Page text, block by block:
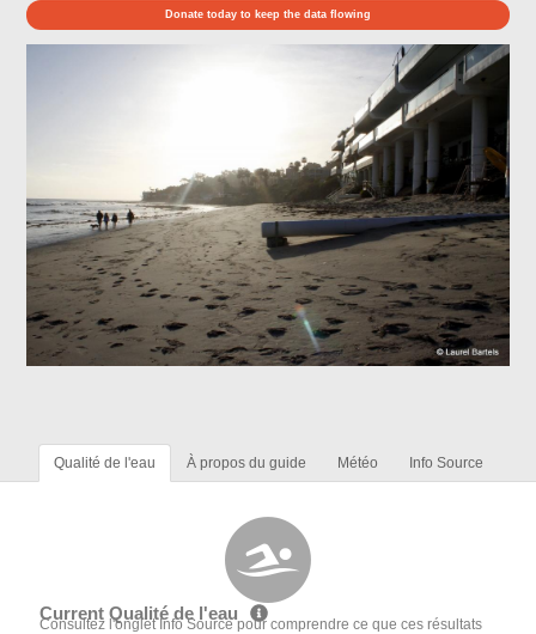
Donate today to keep the data flowing
Qualité de l'eau À propos du guide Météo Info Source
Current Qualité de l'eau
Consultez l'onglet Info Source pour comprendre ce que ces résultats